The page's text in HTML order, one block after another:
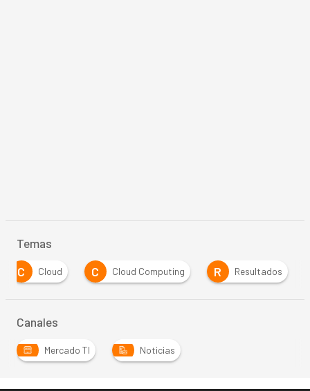
Temas
C
Cloud C Cloud Computing R Resultados
Canales
Mercado TI Noticias